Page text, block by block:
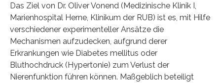
Das Ziel von Dr. Oliver Vonend (Medizinische Klinik I,
Marienhospital Herne, Klinikum der RUB) ist es, mit Hilfe
verschiedener experimenteller Ansätze die
Mechanismen aufzudecken, aufgrund derer
Erkrankungen wie Diabetes mellitus oder
Bluthochdruck (Hypertonie) zum Verlust der
Nierenfunktion führen können. Maßgeblich beteiligt